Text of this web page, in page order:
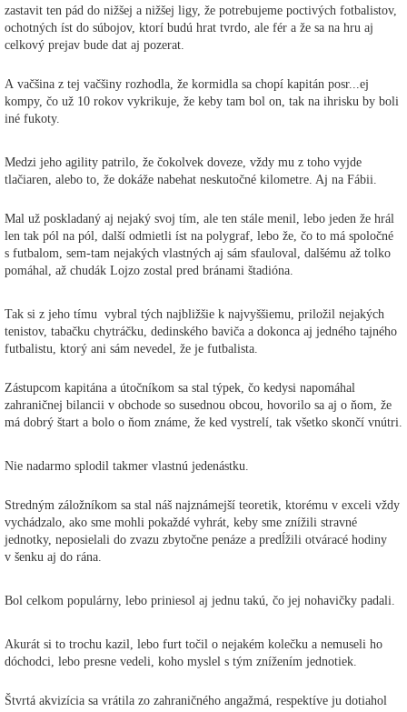
zastavit ten pád do nižšej a nižšej ligy, že potrebujeme poctivých fotbalistov,
ochotných íst do súbojov, ktorí budú hrat tvrdo, ale fér a že sa na hru aj
celkový prejav bude dat aj pozerat.
A vačšina z tej vačšiny rozhodla, že kormidla sa chopí kapitán posr...ej
kompy, čo už 10 rokov vykrikuje, že keby tam bol on, tak na ihrisku by boli
iné fukoty.
Medzi jeho agility patrilo, že čokolvek doveze, vždy mu z toho vyjde
tlačiaren, alebo to, že dokáže nabehat neskutočné kilometre. Aj na Fábii.
Mal už poskladaný aj nejaký svoj tím, ale ten stále menil, lebo jeden že hrál
len tak pól na pól, další odmietli íst na polygraf, lebo že, čo to má spoločné
s futbalom, sem-tam nejakých vlastných aj sám sfauloval, dalšému až tolko
pomáhal, až chudák Lojzo zostal pred bránami štadióna.
Tak si z jeho tímu vybral tých najbližšie k najvyššiemu, priložil nejakých
tenistov, tabačku chytráčku, dedinského baviča a dokonca aj jedného tajného
futbalistu, ktorý ani sám nevedel, že je futbalista.
Zástupcom kapitána a útočníkom sa stal týpek, čo kedysi napomáhal
zahraničnej bilancii v obchode so susednou obcou, hovorilo sa aj o ňom, že
má dobrý štart a bolo o ňom známe, že ked vystrelí, tak všetko skončí vnútri.
Nie nadarmo splodil takmer vlastnú jedenástku.
Stredným záložníkom sa stal náš najznámejší teoretik, ktorému v exceli vždy
vychádzalo, ako sme mohli pokaždé vyhrát, keby sme znížili stravné
jednotky, neposielali do zvazu zbytočne penáze a predĺžili otváracé hodiny
v šenku aj do rána.
Bol celkom populárny, lebo priniesol aj jednu takú, čo jej nohavičky padali.
Akurát si to trochu kazil, lebo furt točil o nejakém kolečku a nemuseli ho
dóchodci, lebo presne vedeli, koho myslel s tým znížením jednotiek.
Štvrtá akvizícia sa vrátila zo zahraničného angažmá, respektíve ju dotiahol